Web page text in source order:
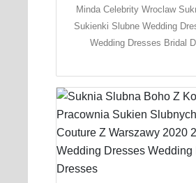
Minda Celebrity Wroclaw
Sukienki Slubne Wedding
Wedding Dresses Bridal